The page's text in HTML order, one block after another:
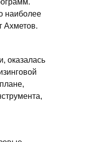
наиболее
Ахметов.
оказалась